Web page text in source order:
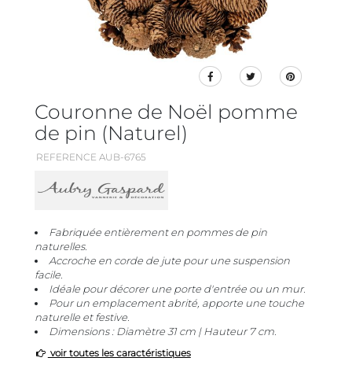
Couronne de Noël pomme
de pin (Naturel)
REFERENCE AUB-6765
Fabriquée entièrement en pommes de pin
naturelles.
Accroche en corde de jute pour une suspension
facile.
Idéale pour décorer une porte d'entrée ou un mur.
Pour un emplacement abrité, apporte une touche
naturelle et festive.
Dimensions : Diamètre 31 cm | Hauteur 7 cm.
voir toutes les caractéristiques